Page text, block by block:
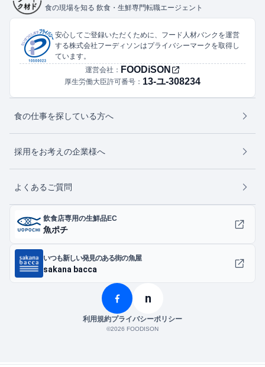
食の現場を知る 飲食・生鮮専門転職エージェント
安心してご登録いただくために、フード人材バンクを運営
する株式会社フーディソンはプライバシーマークを取得し
ています。
運営会社： FOODiSON
厚生労働大臣許可番号： 13-ユ-308234
食の仕事を探している方へ
採用をお考えの企業様へ
よくあるご質問
飲食店専用の生鮮品EC
魚ポチ
いつも新しい発見のある街の魚屋
sakana bacca
n
利用規約プライバシーポリシー
©︎2026 FOODISON